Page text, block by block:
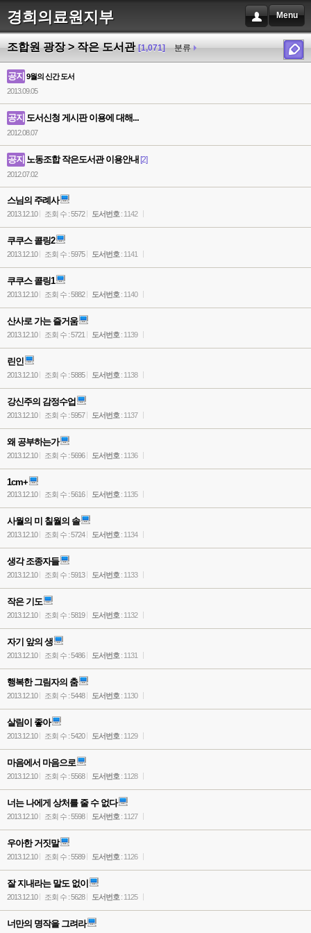
경희의료원지부 Menu
조합원 광장 > 작은 도서관 [1,071] 분류
공지 9월의 신간 도서
2013.09.05
공지 도서신청 게시판 이용에 대해...
2012.08.07
공지 노동조합 작은도서관 이용안내 [2]
2012.07.02
스님의 주례사
2013.12.10 조회 수 : 5572 도서번호 : 1142
쿠쿠스 콜링2
2013.12.10 조회 수 : 5975 도서번호 : 1141
쿠쿠스 콜링1
2013.12.10 조회 수 : 5882 도서번호 : 1140
산사로 가는 즐거움
2013.12.10 조회 수 : 5721 도서번호 : 1139
린인
2013.12.10 조회 수 : 5885 도서번호 : 1138
강신주의 감정수업
2013.12.10 조회 수 : 5957 도서번호 : 1137
왜 공부하는가
2013.12.10 조회 수 : 5696 도서번호 : 1136
1cm+
2013.12.10 조회 수 : 5616 도서번호 : 1135
사월의 미 칠월의 솔
2013.12.10 조회 수 : 5724 도서번호 : 1134
생각 조종자들
2013.12.10 조회 수 : 5913 도서번호 : 1133
작은 기도
2013.12.10 조회 수 : 5819 도서번호 : 1132
자기 앞의 생
2013.12.10 조회 수 : 5486 도서번호 : 1131
행복한 그림자의 춤
2013.12.10 조회 수 : 5448 도서번호 : 1130
살림이 좋아
2013.12.10 조회 수 : 5420 도서번호 : 1129
마음에서 마음으로
2013.12.10 조회 수 : 5568 도서번호 : 1128
너는 나에게 상처를 줄 수 없다
2013.12.10 조회 수 : 5598 도서번호 : 1127
우아한 거짓말
2013.12.10 조회 수 : 5589 도서번호 : 1126
잘 지내라는 말도 없이
2013.12.10 조회 수 : 5628 도서번호 : 1125
너만의 명작을 그려라